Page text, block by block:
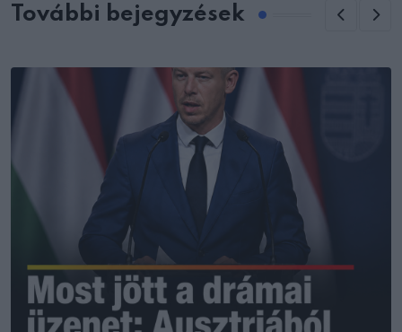
További bejegyzések